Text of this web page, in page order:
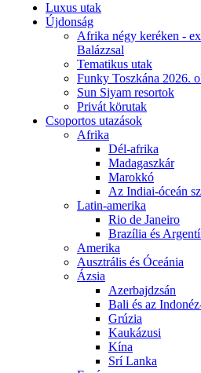
Luxus utak
Újdonság
Afrika négy keréken -
Balázzsal
Tematikus utak
Funky Toszkána 2026.
Sun Siyam resortok
Privát körutak
Csoportos utazások
Afrika
Dél-afrika
Madagaszkár
Marokkó
Az Indiai-óceán
Latin-amerika
Rio de Janeiro
Brazília és
Amerika
Ausztrális és Óceánia
Ázsia
Azerbajdzsán
Bali és az
Grúzia
Kaukázusi
Kína
Srí Lanka